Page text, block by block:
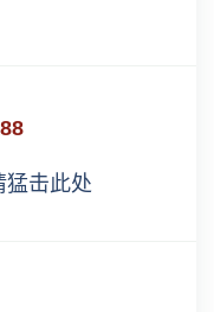
猛击此处